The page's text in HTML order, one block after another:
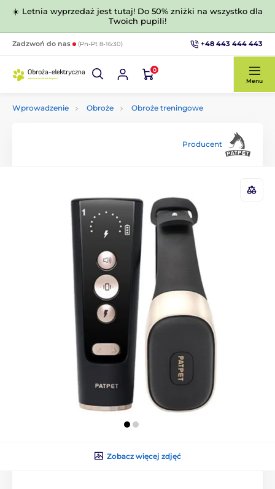
☀️ Letnia wyprzedaż jest tutaj! Do 50% zniżki na wszystko dla
Twoich pupili!
Zadzwoń do nas (Pn-Pt 8-16:30) +48 443 444 443
0
Menu
Wprowadzenie Obroże Obroże treningowe
Producent
Zobacz więcej zdjęć